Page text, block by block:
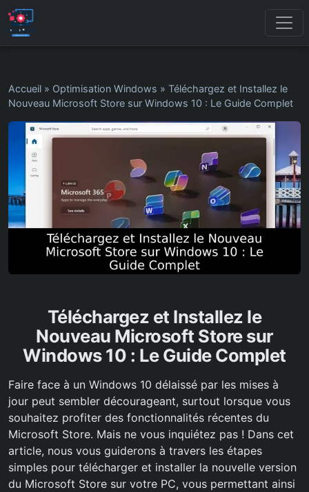
Accueil » Optimisation Windows » Téléchargez et Installez le
Nouveau Microsoft Store sur Windows 10 : Le Guide Complet
Téléchargez et Installez le
Nouveau Microsoft Store sur
Windows 10 : Le Guide Complet
Faire face à un Windows 10 délaissé par les mises à
jour peut sembler décourageant, surtout lorsque vous
souhaitez profiter des fonctionnalités récentes du
Microsoft Store. Mais ne vous inquiétez pas ! Dans cet
article, nous vous guiderons à travers les étapes
simples pour télécharger et installer la nouvelle version
du Microsoft Store sur votre PC, vous permettant ainsi